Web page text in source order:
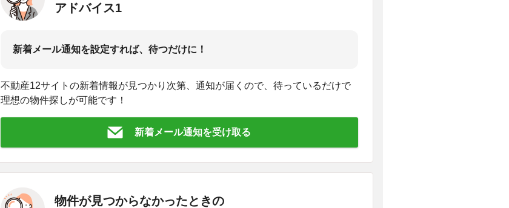
アドバイス1
新着メール通知を設定すれば、待つだけに！
不動産12サイトの新着情報が見つかり次第、通知が届くので、待っているだけで
理想の物件探しが可能です！
新着メール通知を受け取る
物件が見つからなかったときの